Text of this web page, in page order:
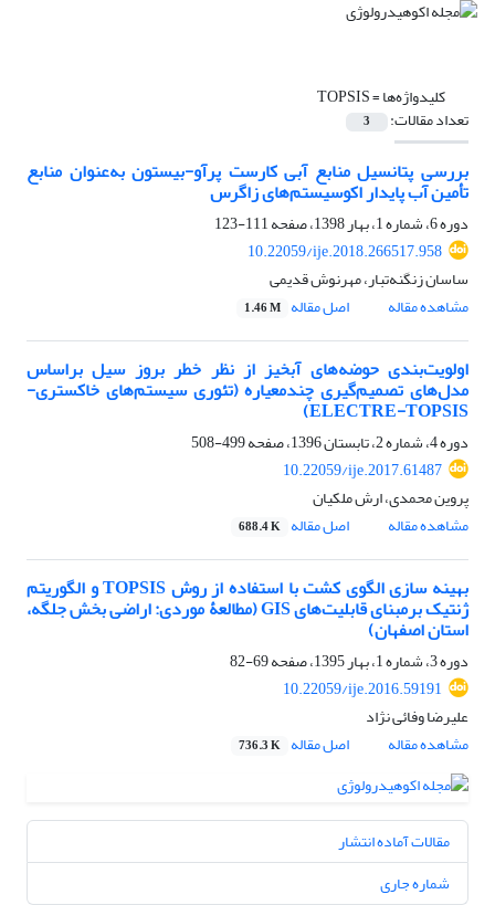
کلیدواژه‌ها =TOPSIS
تعداد مقالات: 3
بررسی پتانسیل منابع آبی کارست پرآو-بیستون به‌عنوان منابع
تأمین آب پایدار اکوسیستم‌های زاگرس
دوره 6، شماره 1، بهار 1398، صفحه
111-123
10.22059/ije.2018.266517.958
ساسان زنگنه‌تبار، مهرنوش قدیمی
مشاهده مقاله
اصل مقاله 1.46 M
اولویت‌بندی حوضه‌های آبخیز از نظر خطر بروز سیل بر‌اساس
مدل‌های تصمیم‌گیری چندمعیاره (تئوری سیستم‌های خاکستری-
ELECTRE-TOPSIS)
دوره 4، شماره 2، تابستان 1396، صفحه
499-508
10.22059/ije.2017.61487
پروین محمدی، ارش ملکیان
مشاهده مقاله
اصل مقاله 688.4 K
بهینه‏ سازی الگوی کشت با استفاده از روش TOPSIS و الگوریتم
ژنتیک بر‌مبنای قابلیت‌های GIS (مطالعۀ موردی: اراضی بخش جلگه،
استان اصفهان)
دوره 3، شماره 1، بهار 1395، صفحه
69-82
10.22059/ije.2016.59191
علیرضا وفائی نژاد
مشاهده مقاله
اصل مقاله 736.3 K
مقالات آماده انتشار
شماره جاری